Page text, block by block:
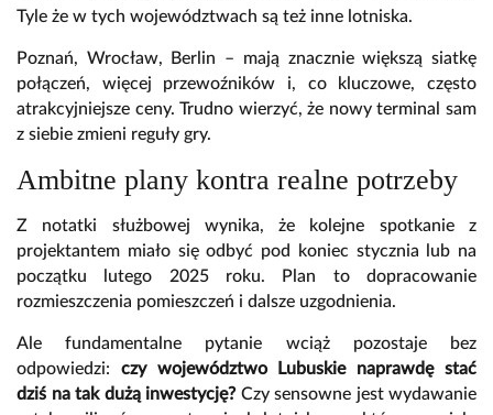
Tyle że w tych województwach są też inne lotniska.
Poznań, Wrocław, Berlin – mają znacznie większą siatkę
połączeń, więcej przewoźników i, co kluczowe, często
atrakcyjniejsze ceny. Trudno wierzyć, że nowy terminal sam
z siebie zmieni reguły gry.
Ambitne plany kontra realne potrzeby
Z notatki służbowej wynika, że kolejne spotkanie z
projektantem miało się odbyć pod koniec stycznia lub na
początku lutego 2025 roku. Plan to dopracowanie
rozmieszczenia pomieszczeń i dalsze uzgodnienia.
Ale fundamentalne pytanie wciąż pozostaje bez
odpowiedzi: czy województwo Lubuskie naprawdę stać
dziś na tak dużą inwestycję?Czy sensowne jest wydawanie